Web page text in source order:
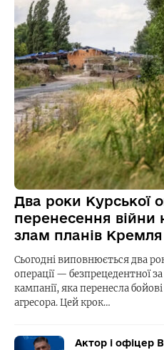
Два роки Курської
перенесення війни
злам планів Кремля
Сьогодні виповнюється два
операції — безпрецедентної
кампанії, яка перенесла
агресора. Цей крок…
Актор і офіцер